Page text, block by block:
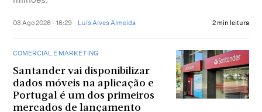
03 Ago 2026 - 16:29 Luís Alves Almeida 2 min leitura
COMERCIAL E MARKETING
Santander vai disponibilizar
dados móveis na aplicação e
Portugal é um dos primeiros
mercados de lançamento